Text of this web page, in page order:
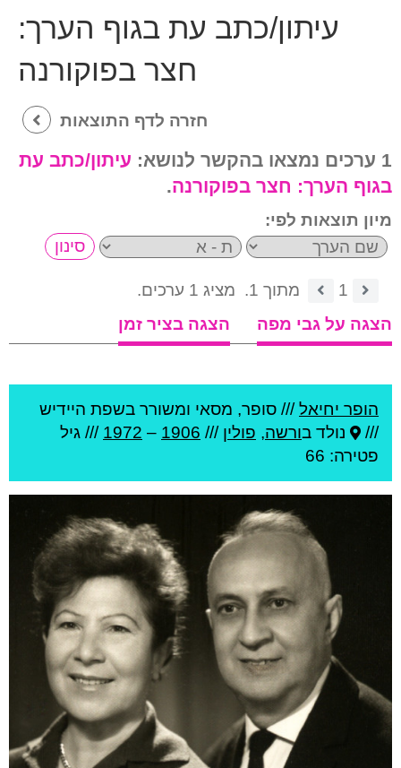
עיתון/כתב עת בגוף הערך:
חצר בפוקורנה
חזרה לדף התוצאות
1 ערכים נמצאו בהקשר לנושא:
עיתון/כתב עת
בגוף הערך: חצר בפוקורנה.
מיון תוצאות לפי:
1 מתוך 1.
מציג 1 ערכים.
הצגה על גבי מפה
הצגה בציר זמן
הופר יחיאל/// סופר, מסאי ומשורר בשפת היידיש
///
נולד בורשה, פולין ///
1906
–
1972 /// גיל
פטירה: 66